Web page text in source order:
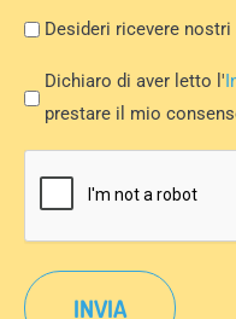
Newsletter
Desideri ricevere
Privacy
Policy
*
Dichiaro di aver letto l'
prestare il mio